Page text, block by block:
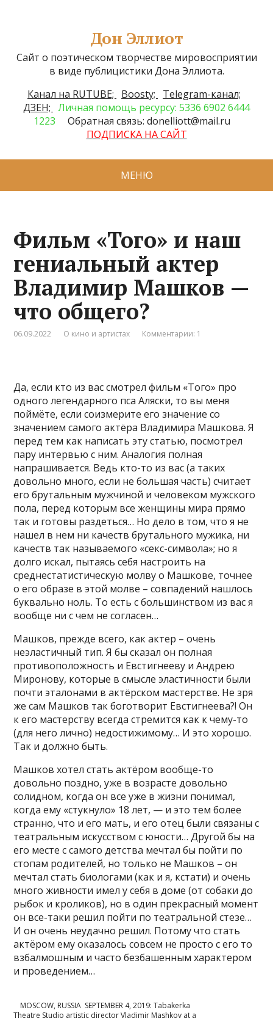
Дон Эллиот
Сайт о поэтическом творчестве мировосприятии
в виде публицистики Дона Эллиота.
Канал на RUTUBE;
Boosty;
Telegram-канал;
ДЗЕН; Личная помощь ресурсу: 5336 6902 6444
1223
Обратная связь: donelliott@mail.ru
ПОДПИСКА НА САЙТ
МЕНЮ
Фильм «Того» и наш
гениальный актер
Владимир Машков —
что общего?
06.09.2022 О кино и артистах Комментарии: 1
Да, если кто из вас смотрел фильм «Того» про
одного легендарного пса Аляски, то вы меня
поймёте, если соизмерите его значение со
значением самого актёра Владимира Машкова. Я
перед тем как написать эту статью, посмотрел
пару интервью с ним. Аналогия полная
напрашивается. Ведь кто-то из вас (а таких
довольно много, если не большая часть) считает
его брутальным мужчиной и человеком мужского
пола, перед которым все женщины мира прямо
так и готовы раздеться… Но дело в том, что я не
нашел в нем ни качеств брутального мужика, ни
качеств так называемого «секс-символа»; но я
долго искал, пытаясь себя настроить на
среднестатистическую молву о Машкове, точнее
о его образе в этой молве – совпадений нашлось
буквально ноль. То есть с большинством из вас я
вообще ни с чем не согласен…
Машков, прежде всего, как актер – очень
неэластичный тип. Я бы сказал он полная
противоположность и Евстигнееву и Андрею
Миронову, которые в смысле эластичности были
почти эталонами в актёрском мастерстве. Не зря
же сам Машков так боготворит Евстигнеева?! Он
к его мастерству всегда стремится как к чему-то
(для него лично) недостижимому… И это хорошо.
Так и должно быть.
Машков хотел стать актёром вообще-то
довольно поздно, уже в возрасте довольно
солидном, когда он все уже в жизни понимал,
когда ему «стукнуло» 18 лет, — и это тем более
странно, что и его мать, и его отец были связаны с
театральным искусством с юности… Другой бы на
его месте с самого детства мечтал бы пойти по
стопам родителей, но только не Машков – он
мечтал стать биологами (как и я, кстати) и очень
много живности имел у себя в доме (от собаки до
рыбок и кроликов), но в один прекрасный момент
он все-таки решил пойти по театральной стезе…
И он очень неудачно решил. Потому что стать
актёром ему оказалось совсем не просто с его то
взбалмошным и часто безбашенным характером
и проведением…
MOSCOW, RUSSIA  SEPTEMBER 4, 2019: Tabakerka
Theatre Studio artistic director Vladimir Mashkov at a